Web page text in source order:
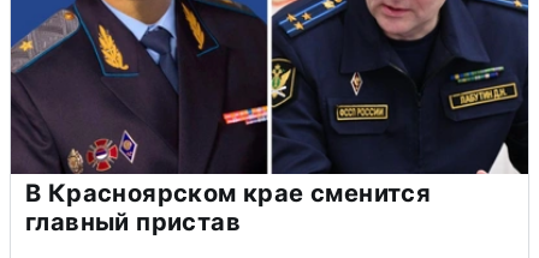
В Красноярском крае сменится
главный пристав